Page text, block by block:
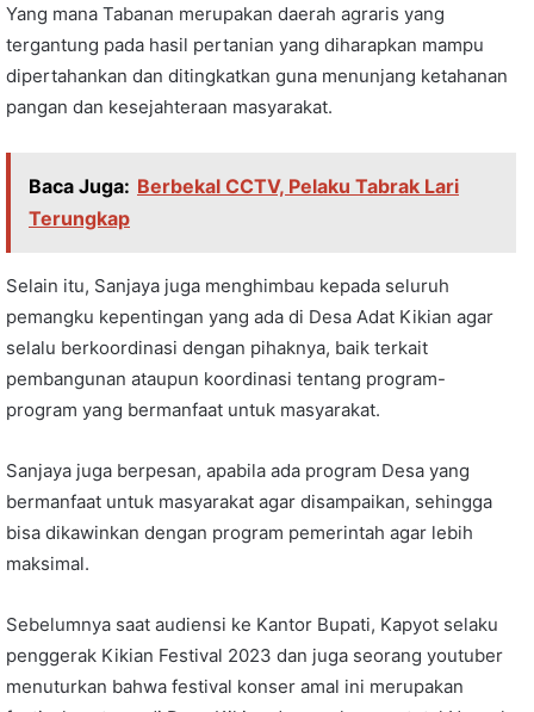
Yang mana Tabanan merupakan daerah agraris yang
tergantung pada hasil pertanian yang diharapkan mampu
dipertahankan dan ditingkatkan guna menunjang ketahanan
pangan dan kesejahteraan masyarakat.
Baca Juga: Berbekal CCTV, Pelaku Tabrak Lari
Terungkap
Selain itu, Sanjaya juga menghimbau kepada seluruh
pemangku kepentingan yang ada di Desa Adat Kikian agar
selalu berkoordinasi dengan pihaknya, baik terkait
pembangunan ataupun koordinasi tentang program-
program yang bermanfaat untuk masyarakat.
Sanjaya juga berpesan, apabila ada program Desa yang
bermanfaat untuk masyarakat agar disampaikan, sehingga
bisa dikawinkan dengan program pemerintah agar lebih
maksimal.
Sebelumnya saat audiensi ke Kantor Bupati, Kapyot selaku
penggerak Kikian Festival 2023 dan juga seorang youtuber
menuturkan bahwa festival konser amal ini merupakan